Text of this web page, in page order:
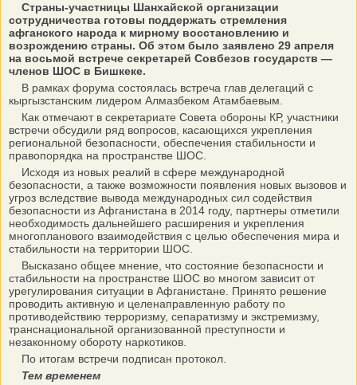
Страны-участницы Шанхайской организации
сотрудничества готовы поддержать стремления
афганского народа к мирному восстановлению и
возрождению страны. Об этом было заявлено 29 апреля
на восьмой встрече секретарей Совбезов государств —
членов ШОС в Бишкеке.
В рамках форума состоялась встреча глав делегаций с
кыргызстанским лидером Алмазбеком Атамбаевым.
Как отмечают в секретариате Совета обороны КР, участники
встречи обсудили ряд вопросов, касающихся укрепления
региональной безопасности, обеспечения стабильности и
правопорядка на пространстве ШОС.
Исходя из новых реалий в сфере международной
безопасности, а также возможности появления новых вызовов и
угроз вследствие вывода международных сил содействия
безопасности из Афганистана в 2014 году, партнеры отметили
необходимость дальнейшего расширения и укрепления
многопланового взаимодействия с целью обеспечения мира и
стабильности на территории ШОС.
Высказано общее мнение, что состояние безопасности и
стабильности на пространстве ШОС во многом зависит от
урегулирования ситуации в Афганистане. Принято решение
проводить активную и целенаправленную работу по
противодействию терроризму, сепаратизму и экстремизму,
транснациональной организованной преступности и
незаконному обороту наркотиков.
По итогам встречи подписан протокол.
Тем временем